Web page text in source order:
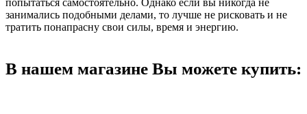
занимались подобными делами, то лучше не рисковать и не
тратить понапрасну свои силы, время и энергию.
В нашем магазине Вы можете купить: